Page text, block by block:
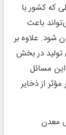
که کشور با
باعث
علاوه بر
تولید در بخش
مسائل
از ذخایر
معدن